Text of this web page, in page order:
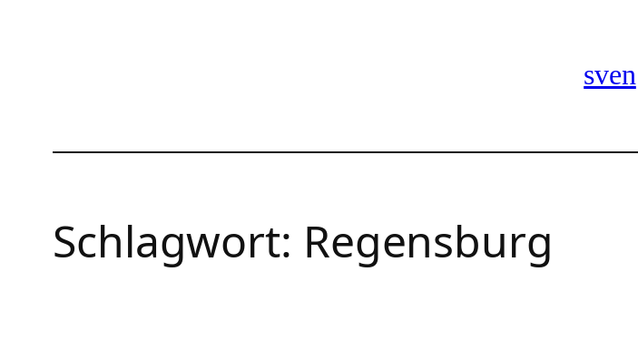
sven
Schlagwort: Regensburg